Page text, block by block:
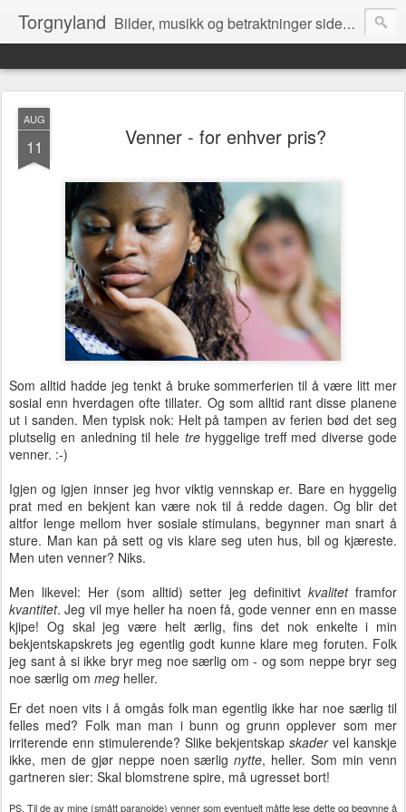
Torgnyland Bilder, musikk og betraktninger siden 2008
AUG
11 Venner - for enhver pris?
Som alltid hadde jeg tenkt å bruke sommerferien til å være litt mer
sosial enn hverdagen ofte tillater. Og som alltid rant disse planene
ut i sanden. Men typisk nok: Helt på tampen av ferien bød det seg
plutselig en anledning til hele trehyggelige treff med diverse gode
venner. :-)
Igjen og igjen innser jeg hvor viktig vennskap er. Bare en hyggelig
prat med en bekjent kan være nok til å redde dagen. Og blir det
altfor lenge mellom hver sosiale stimulans, begynner man snart å
sture. Man kan på sett og vis klare seg uten hus, bil og kjæreste.
Men uten venner? Niks.
Men likevel: Her (som alltid) setter jeg definitivtkvalitetframfor
kvantitet. Jeg vil mye heller ha noen få, gode venner enn en masse
kjipe! Og skal jeg være helt ærlig, fins det nok enkelte i min
bekjentskapskrets jeg egentlig godt kunne klare meg foruten. Folk
jeg sant å si ikke bryr meg noe særlig om - og som neppe bryr seg
noe særlig om meg heller.
Er det noen vits i å omgås folk man egentlig ikke har noe særlig til
felles med? Folk man man i bunn og grunn opplever som mer
irriterende enn stimulerende? Slike bekjentskapskadervel kanskje
ikke, men de gjør neppe noen særlignytte, heller. Som min venn
gartneren sier: Skal blomstrene spire, må ugresset bort!
PS. Til de av mine (smått paranoide) venner som eventuelt måtte lese dette og begynne å